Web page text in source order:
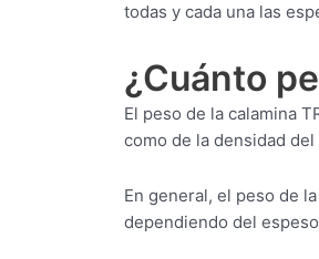
todas y cada una las
¿Cuánto
El peso de la calamina
como de la densidad
En general, el peso de
dependiendo del